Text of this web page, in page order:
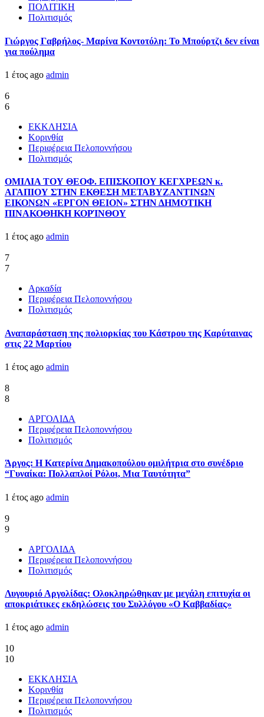
ΠΟΛΙΤΙΚΗ
Πολιτισμός
Γιώργος Γαβρήλος- Μαρίνα Κοντοτόλη: Το Μπούρτζι δεν είναι
για πούλημα
1 έτος ago admin
6
6
ΕΚΚΛΗΣΙΑ
Κορινθία
Περιφέρεια Πελοποννήσου
Πολιτισμός
ΟΜΙΛΙΑ ΤΟΥ ΘΕΟΦ. ΕΠΙΣΚΟΠΟΥ ΚΕΓΧΡΕΩΝ κ.
ΑΓΑΠΙΟΥ ΣΤΗΝ ΕΚΘΕΣΗ ΜΕΤΑΒΥΖΑΝΤΙΝΩΝ
ΕΙΚΟΝΩΝ «ΕΡΓΟΝ ΘΕΙΟΝ» ΣΤΗΝ ΔΗΜΟΤΙΚΗ
ΠΙΝΑΚΟΘΗΚΗ ΚΟΡΊΝΘΟΥ
1 έτος ago admin
7
7
Αρκαδία
Περιφέρεια Πελοποννήσου
Πολιτισμός
Αναπαράσταση της πολιορκίας του Κάστρου της Καρύταινας
στις 22 Μαρτίου
1 έτος ago admin
8
8
ΑΡΓΟΛΙΔΑ
Περιφέρεια Πελοποννήσου
Πολιτισμός
Άργος: Η Κατερίνα Δημακοπούλου ομιλήτρια στο συνέδριο
“Γυναίκα: Πολλαπλοί Ρόλοι, Μια Ταυτότητα”
1 έτος ago admin
9
9
ΑΡΓΟΛΙΔΑ
Περιφέρεια Πελοποννήσου
Πολιτισμός
Λυγουριό Αργολίδας: Ολοκληρώθηκαν με μεγάλη επιτυχία οι
αποκριάτικες εκδηλώσεις του Συλλόγου «Ο Καββαδίας»
1 έτος ago admin
10
10
ΕΚΚΛΗΣΙΑ
Κορινθία
Περιφέρεια Πελοποννήσου
Πολιτισμός